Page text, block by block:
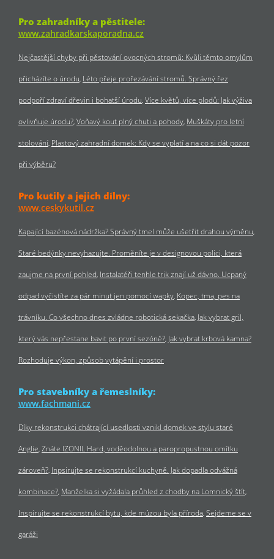
Pro zahradníky a pěstitele:
www.zahradkarskaporadna.cz
Nejčastější chyby při pěstování ovocných stromů: Kvůli těmto omylům
přicházíte o úrodu Léto přeje prořezávání stromů. Správný řez
podpoří zdraví dřevin i bohatší úrodu Více květů, více plodů: Jak výživa
ovlivňuje úrodu? Voňavý kout plný chuti a pohody Muškáty pro letní
stolování Plastový zahradní domek: Kdy se vyplatí a na co si dát pozor
při výběru?
Pro kutily a jejich dílny:
www.ceskykutil.cz
Kapající bazénová nádržka? Správný tmel může ušetřit drahou výměnu
Staré bedýnky nevyhazujte. Proměníte je v designovou polici, která
zaujme na první pohled Instalatéři tenhle trik znají už dávno. Ucpaný
odpad vyčistíte za pár minut jen pomocí wapky Kopec, tma, pes na
trávníku. Co všechno dnes zvládne robotická sekačka Jak vybrat gril,
který vás nepřestane bavit po první sezóně? Jak vybrat krbová kamna?
Rozhoduje výkon, způsob vytápění i prostor
Pro stavebníky a řemeslníky:
www.fachmani.cz
Díky rekonstrukci chátrající usedlosti vznikl domek ve stylu staré
Anglie Znáte IZONIL Hard, voděodolnou a paropropustnou omítku
zároveň? Inpsirujte se rekonstrukcí kuchyně. Jak dopadla odvážná
kombinace? Manželka si vyžádala průhled z chodby na Lomnický štít
Inspirujte se rekonstrukcí bytu, kde múzou byla příroda Sejdeme se v
garáži